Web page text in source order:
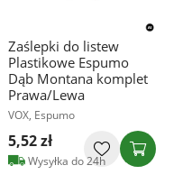
Zaślepki do listew
Plastikowe Espumo
Dąb Montana komplet
Prawa/Lewa
VOX, Espumo
5,52 zł
Wysyłka do 24h